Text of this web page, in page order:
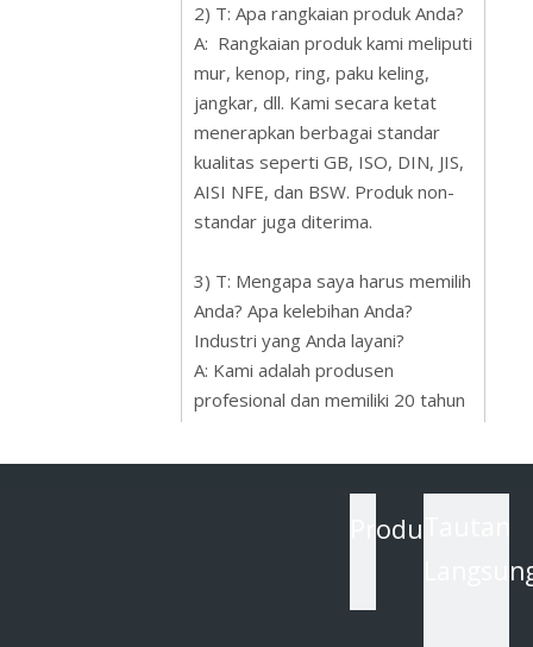
2) T: Apa rangkaian produk Anda?
A: Rangkaian produk kami meliputi
mur, kenop, ring, paku keling,
jangkar, dll. Kami secara ketat
menerapkan berbagai standar
kualitas seperti GB, ISO, DIN, JIS,
AISI NFE, dan BSW. Produk non-
standar juga diterima.
3) T: Mengapa saya harus memilih
Anda? Apa kelebihan Anda?
Industri yang Anda layani?
A: Kami adalah produsen
profesional dan memiliki 20 tahun
manajemen di bidang
Kami dapat memberikan solusi
produksi, pengemasan, dan
Produk